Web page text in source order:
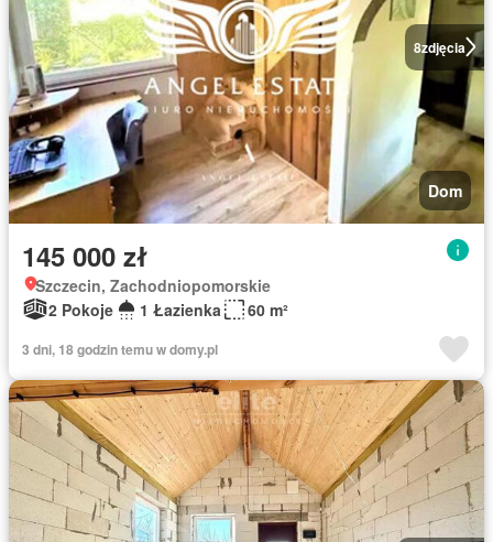
8zdjęcia
Dom
145 000 zł
Szczecin, Zachodniopomorskie
2 Pokoje
1 Łazienka 60 m²
3 dni, 18 godzin temu w domy.pl